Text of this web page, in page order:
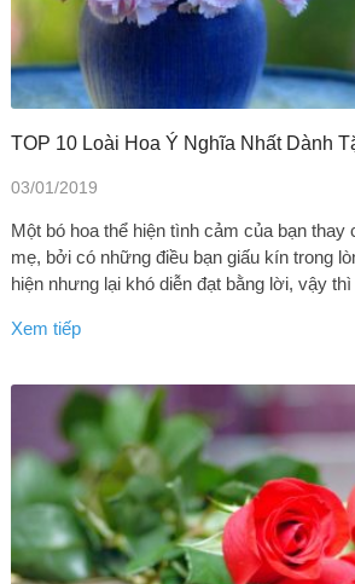
TOP 10 Loài Hoa Ý Nghĩa Nhất Dành
03/01/2019
Một bó hoa thể hiện tình cảm của bạn
mẹ, bởi có những điều bạn giấu kín trong
hiện nhưng lại khó diễn đạt bằng lời, vậy
Xem tiếp